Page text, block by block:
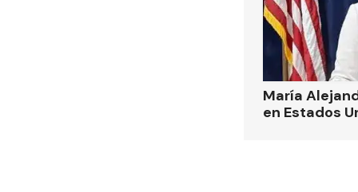
María
en Estados